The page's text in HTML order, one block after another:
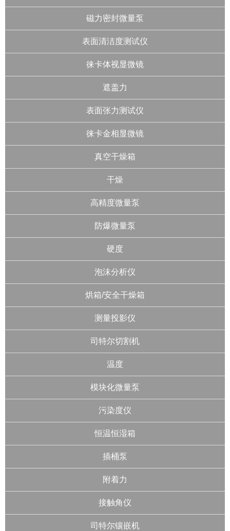
磁力密封微量泵
表面清洁度测试仪
徕卡体视显微镜
遮盖力
表面张力测试仪
徕卡金相显微镜
真空干燥箱
干燥
高精度微量泵
防爆微量泵
硬度
泡沫分析仪
烘箱/安全干燥箱
测量投影仪
司特尔切割机
温度
模块化微量泵
污染度仪
恒温恒湿箱
插桶泵
附着力
接触角仪
司特尔镶嵌机